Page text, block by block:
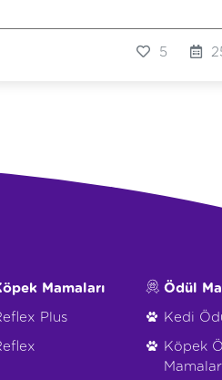
5
Mamaları
Plus
Ödül
Kedi
Köpek